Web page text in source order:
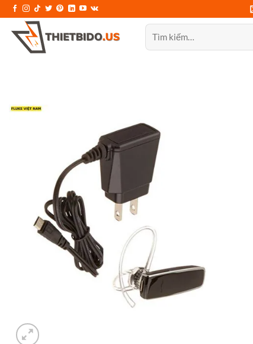
qua
nội
Tìm
kiếm: